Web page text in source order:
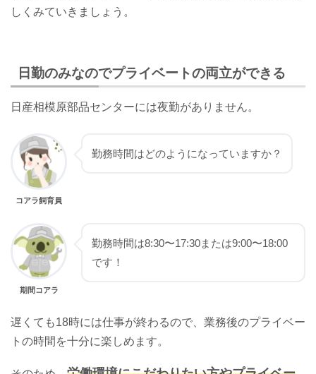
しくみていきましょう。
日勤のみなのでプライベートの両立ができる
日産相模原部品センターには夜勤がありません。
コアラ飼育員
勤務時間はどのようになっていますか？
期間コアラ
勤務時間は8:30〜17:30または9:00〜18:00
です！
遅くても18時には仕事が終わるので、業務後のプライベー
トの時間を十分に楽しめます。